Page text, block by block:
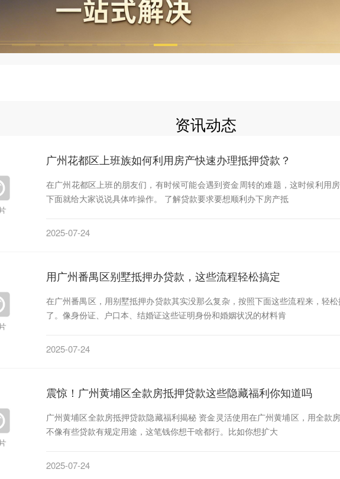
资讯动态
广州花都区上班族如何利用房产快速办理抵押贷款？
在广州花都区上班的朋友们，有时候可能会遇到资金周转的难题，这时候利用
下面就给大家说说具体咋操作。 了解贷款要求要想顺利办下房产抵
2025-07-24
用广州番禺区别墅抵押办贷款，这些流程轻松搞定
在广州番禺区，用别墅抵押办贷款其实没那么复杂，按照下面这些流程来，轻
了。像身份证、户口本、结婚证这些证明身份和婚姻状况的材料肯
2025-07-24
震惊！广州黄埔区全款房抵押贷款这些隐藏福利你知道吗
广州黄埔区全款房抵押贷款隐藏福利揭秘 资金灵活使用在广州黄埔区，用全款
不像有些贷款有规定用途，这笔钱你想干啥都行。比如你想扩大
2025-07-24